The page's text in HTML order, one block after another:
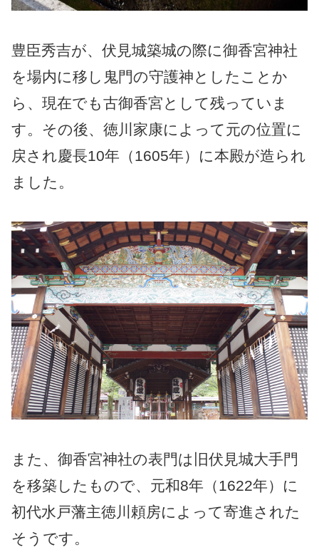
豊臣秀吉が、伏見城築城の際に御香宮神社
を場内に移し鬼門の守護神としたことか
ら、現在でも古御香宮として残っていま
す。その後、徳川家康によって元の位置に
戻され慶長10年（1605年）に本殿が造られ
ました。
また、御香宮神社の表門は旧伏見城大手門
を移築したもので、元和8年（1622年）に
初代水戸藩主徳川頼房によって寄進された
そうです。